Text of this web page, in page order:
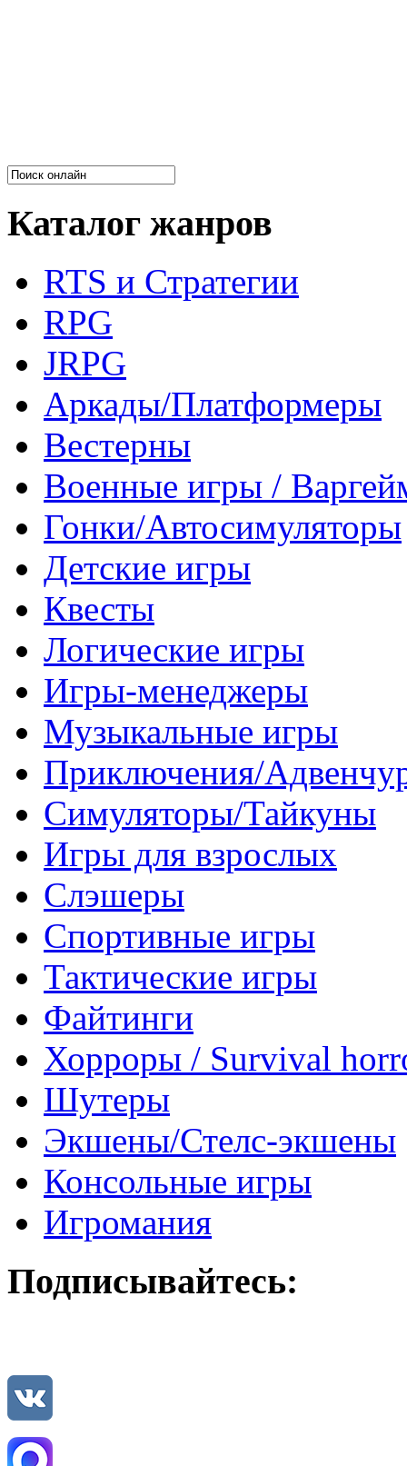
Каталог жанров
RTS и Стратегии
RPG
JRPG
Аркады/Платформеры
Вестерны
Военные игры /
Гонки/Автосимуляторы
Детские игры
Квесты
Логические игры
Игры-менеджеры
Музыкальные игры
Приключения/
Симуляторы/Тайкуны
Игры для взрослых
Слэшеры
Спортивные игры
Тактические игры
Файтинги
Хорроры / Survival
Шутеры
Экшены/Стелс-экшены
Консольные игры
Игромания
Подписывайтесь: